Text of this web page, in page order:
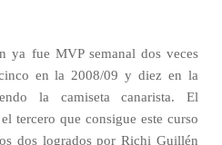
ya fue MVP semanal dos veces
en la 2008/09 y diez en la
la camiseta canarista. El
tercero que consigue este curso
dos logrados por Richi Guillén